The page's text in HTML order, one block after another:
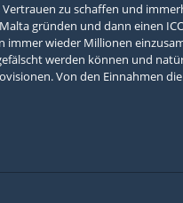
Vertrauen zu schaffen und
gründen und dann einen
immer wieder Millionen
werden können und
Von den Einnahmen